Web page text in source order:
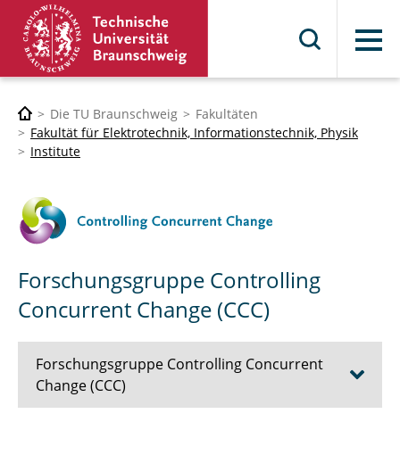
Menü
Die TU Braunschweig
Fakultäten
Fakultät für Elektrotechnik, Informationstechnik, Physik
Institute
Forschungsgruppe Controlling
Concurrent Change (CCC)
Forschungsgruppe Controlling Concurrent
Change (CCC)